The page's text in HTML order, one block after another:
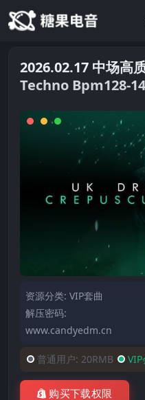
2026.02.17 中场高
Techno Bpm128-
资源分类: VIP套曲
解压密码:
www.candyedm.cn
普通用户: 20RMB VIP
购买下载权限